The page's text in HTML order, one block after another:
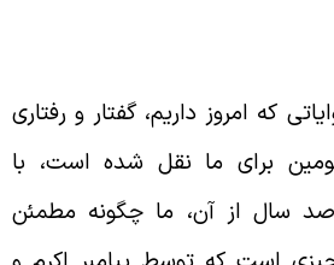
که امروز داریم، گفتار و رفتاری
برای ما نقل شده است، با
از آن، ما چگونه مطمئن